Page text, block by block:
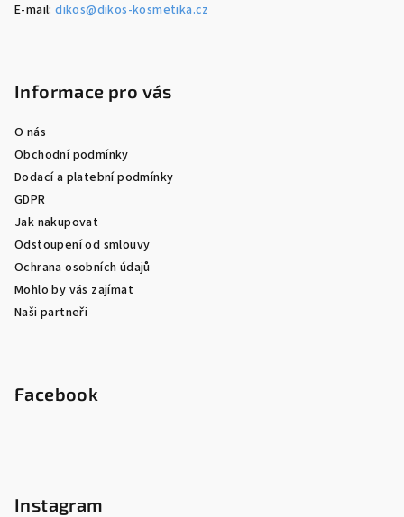
E-mail:dikos@dikos-kosmetika.cz
Informace pro vás
O nás
Obchodní podmínky
Dodací a platební podmínky
GDPR
Jak nakupovat
Odstoupení od smlouvy
Ochrana osobních údajů
Mohlo by vás zajímat
Naši partneři
Facebook
Instagram